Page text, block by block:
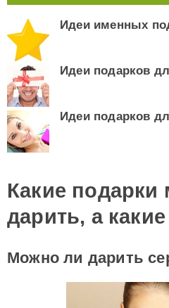
Идеи именных
Идеи подарков
Идеи подарков
Какие подарки
дарить, а
Можно ли дарить